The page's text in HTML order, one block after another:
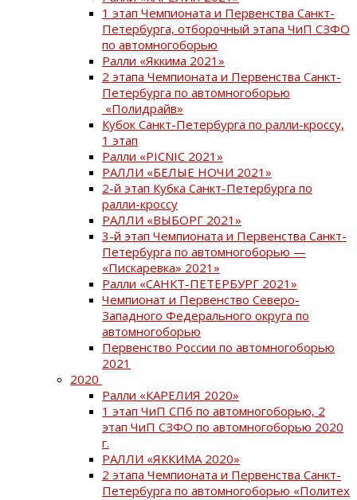
1 этап Чемпионата и Первенства Санкт-
Петербурга, отборочный этапа ЧиП СЗФО
по автомногоборью
Ралли «Яккима 2021»
2 этапа Чемпионата и Первенства Санкт-
Петербурга по автомногоборью
«Полидрайв»
Кубок Санкт-Петербурга по ралли-кроссу,
1 этап
Ралли «PICNIC 2021»
РАЛЛИ «БЕЛЫЕ НОЧИ 2021»
2-й этап Кубка Санкт-Петербурга по
ралли-кроссу
РАЛЛИ «ВЫБОРГ 2021»
3-й этап Чемпионата и Первенства Санкт-
Петербурга по автомногоборью —
«Пискаревка» 2021»
Ралли «САНКТ-ПЕТЕРБУРГ 2021»
Чемпионат и Первенство Северо-
Западного Федерального округа по
автомногоборью
Первенство России по автомногоборью
2021
2020
Ралли «КАРЕЛИЯ 2020»
1 этап ЧиП СПб по автомногоборью, 2
этап ЧиП СЗФО по автомногоборью 2020
г.
РАЛЛИ «ЯККИМА 2020»
2 этапа Чемпионата и Первенства Санкт-
Петербурга по автомногоборью «Политех